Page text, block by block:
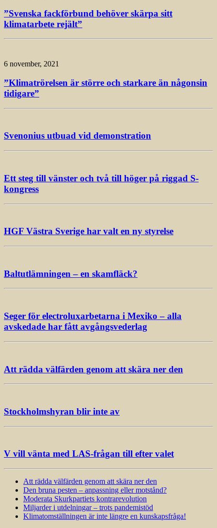
”Svenska fackförbund behöver skärpa sitt
klimatarbete rejält”
6 november, 2021
”Klimatrörelsen är större och starkare än någonsin
tidigare”
Svenonius utbuad vid demonstration
Ett steg till vänster och två till höger på riggad S-
kongress
HGF Västra Sverige har valt en ny styrelse
Baltutlämningen – en skamfläck?
Seger för electroluxarbetarna i Mexiko – alla
avskedade har fått avgångsvederlag
Att rädda välfärden genom att skära ner den
Stockholmshyran blir inte av
V vill vänta med LAS-frågan till efter valet
Att rädda välfärden genom att skära ner den
Den bruna pesten – anpassning eller motstånd?
Moderata Skurkpartiets kontrarevolution
Miljarder i utdelningar – trots pandemistöd
Klimatomställningen är inte längre en kunskapsfråga!